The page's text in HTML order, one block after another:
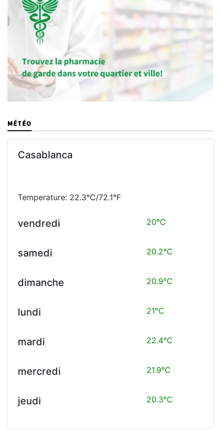
MÉTÉO
Casablanca
Temperature: 22.3°C/72.1°F
vendredi 20°C
samedi 20.2°C
dimanche 20.9°C
lundi 21°C
mardi 22.4°C
mercredi 21.9°C
jeudi 20.3°C